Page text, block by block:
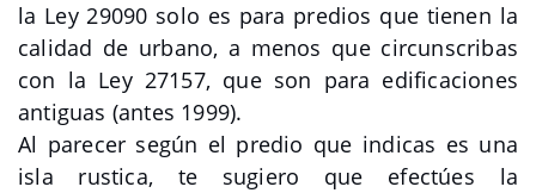
la Ley 29090 solo es para predios que tienen la
calidad de urbano, a menos que circunscribas
con la Ley 27157, que son para edificaciones
antiguas (antes 1999).
Al parecer según el predio que indicas es una
isla rustica, te sugiero que efectúes la